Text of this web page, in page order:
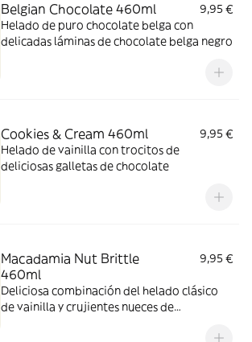
Belgian Chocolate 460ml
9,95 €
Helado de puro chocolate belga con
delicadas láminas de chocolate belga negro
Cookies & Cream 460ml
9,95 €
Helado de vainilla con trocitos de
deliciosas galletas de chocolate
Macadamia Nut Brittle
460ml
9,95 €
Deliciosa combinación del helado clásico
de vainilla y crujientes nueces de